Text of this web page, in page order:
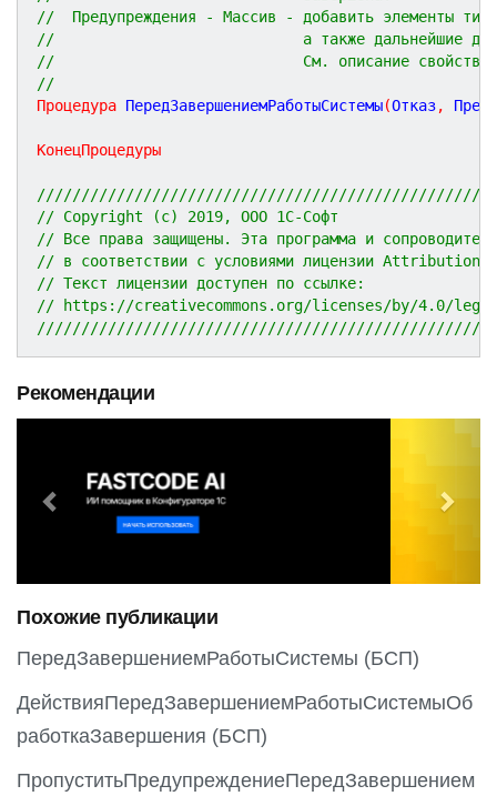
//  Предупреждения - Массив - добавить элементы
//                            а также дальнейшие
//                            См. описание свойств в
//
Процедура ПередЗавершениемРаботыСистемы(Отказ,
КонецПроцедуры
// Copyright (c) 2019, ООО 1С-Софт
// Все права защищены. Эта программа и
// в соответствии с условиями лицензии
// Текст лицензии доступен по ссылке:
// https://creativecommons.org/licenses/by/4.0/
Рекомендации
e
o
u
s
N
x
Похожие публикации
ПередЗавершениемРаботыСистемы (БСП)
ДействияПередЗавершениемРаботыСистемыОб
работкаЗавершения (БСП)
ПропуститьПредупреждениеПередЗавершением